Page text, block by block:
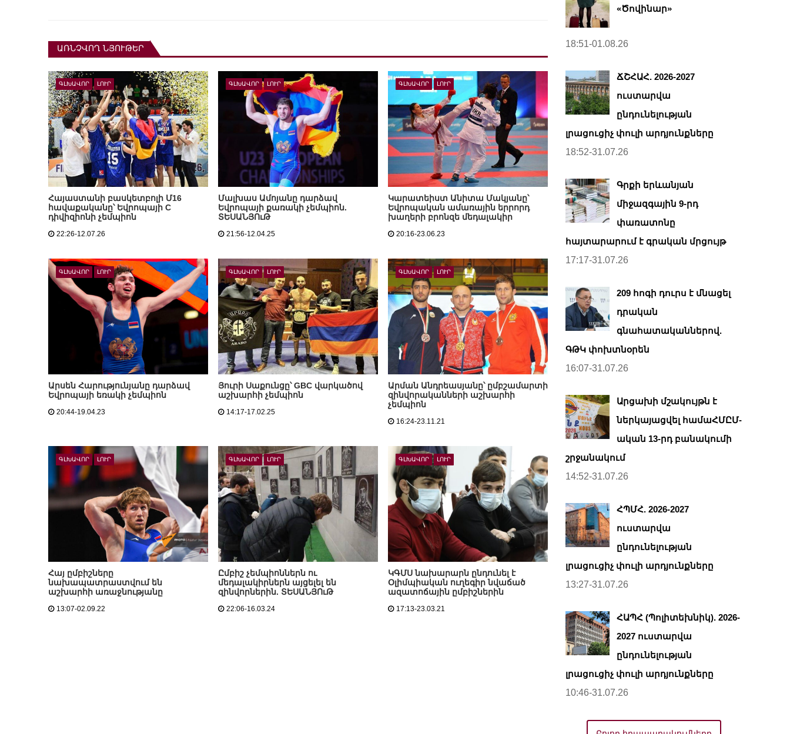
ԱՌՆՉՎՈՂ ՆՅՈՒԹԵՐ
ԳԼԽԱՎՈՐ ԼՈՒՐ
Հայաստանի բասկետբոլի Մ16
հավաքականը՝ Եվրոպայի C
դիվիզիոնի չեմպիոն
22:26-12.07.26
ԳԼԽԱՎՈՐ ԼՈՒՐ
Մալխաս Ամոյանը դարձավ
Եվրոպայի քառակի չեմպիոն.
ՏԵՍԱՆՅՈւԹ
21:56-12.04.25
ԳԼԽԱՎՈՐ ԼՈՒՐ
Կարատեիստ Անիտա Մակյանը՝
Եվրոպական ամառային երրորդ
խաղերի բրոնզե մեդալակիր
20:16-23.06.23
ԳԼԽԱՎՈՐ ԼՈՒՐ
Արսեն Հարությունյանը դարձավ
Եվրոպայի եռակի չեմպիոն
20:44-19.04.23
ԳԼԽԱՎՈՐ ԼՈՒՐ
Յուրի Սաքունցը՝ GBC վարկածով
աշխարհի չեմպիոն
14:17-17.02.25
ԳԼԽԱՎՈՐ ԼՈՒՐ
Արման Անդրեասյանը՝ ըմբշամարտի
զինվորականների աշխարհի
չեմպիոն
16:24-23.11.21
ԳԼԽԱՎՈՐ ԼՈՒՐ
Հայ ըմբիշները
նախապատրաստվում են
աշխարհի առաջնությանը
13:07-02.09.22
ԳԼԽԱՎՈՐ ԼՈՒՐ
Ըմբիշ չեմպիոններն ու
մեդալակիրներն այցելել են
զինվորներին. ՏԵՍԱՆՅՈւԹ
22:06-16.03.24
ԳԼԽԱՎՈՐ ԼՈՒՐ
ԿԳՄՍ նախարարն ընդունել է
Օլիմպիական ուղեգիր նվաճած
ազատոճային ըմբիշներին
17:13-23.03.21
«Ծովինար»
18:51-01.08.26
ՃՇՀԱՀ. 2026-2027
ուստարվա
ընդունելության
լրացուցիչ փուլի արդյունքները
18:52-31.07.26
Գրքի երևանյան
միջազգային 9-րդ
փառատոնը
հայտարարում է գրական մրցույթ
17:17-31.07.26
209 հոգի դուրս է մնացել
դրական
գնահատականներով.
ԳԹԿ փոխտնօրեն
16:07-31.07.26
Արցախի մշակույթն է
ներկայացվել համաՀՄԸՄ-
ական 13-րդ բանակումի
շրջանակում
14:52-31.07.26
ՀՊՄՀ. 2026-2027
ուստարվա
ընդունելության
լրացուցիչ փուլի արդյունքները
13:27-31.07.26
ՀԱՊՀ (Պոլիտեխնիկ). 2026-
2027 ուստարվա
ընդունելության
լրացուցիչ փուլի արդյունքները
10:46-31.07.26